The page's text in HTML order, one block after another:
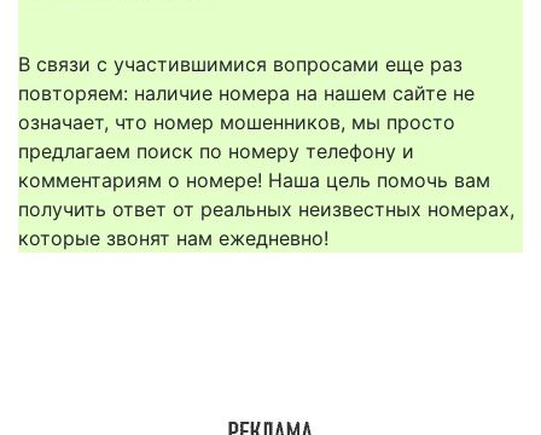
В связи с участившимися вопросами еще раз
повторяем: наличие номера на нашем сайте не
означает, что номер мошенников, мы просто
предлагаем поиск по номеру телефону и
комментариям о номере! Наша цель помочь вам
получить ответ от реальных неизвестных номерах,
которые звонят нам ежедневно!